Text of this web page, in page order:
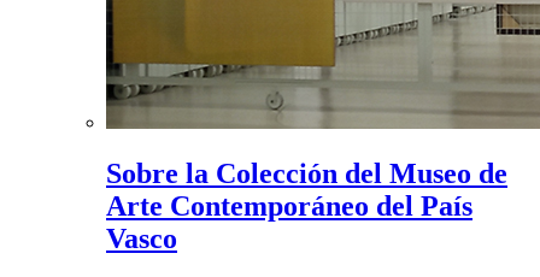
Sobre la Colección del Museo de
Arte Contemporáneo del País
Vasco